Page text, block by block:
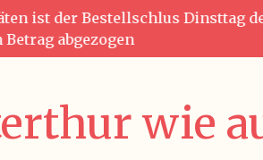
ist der Bestellschlus Dinsttag
abgezogen